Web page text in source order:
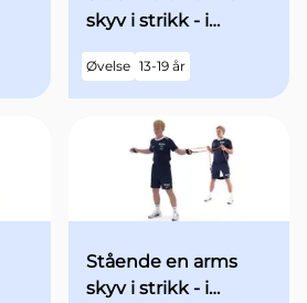
skyv i strikk - i
begge armene over
hodet - med økt fart
Øvelse 13-19 år
Stående en arms
skyv i strikk - i